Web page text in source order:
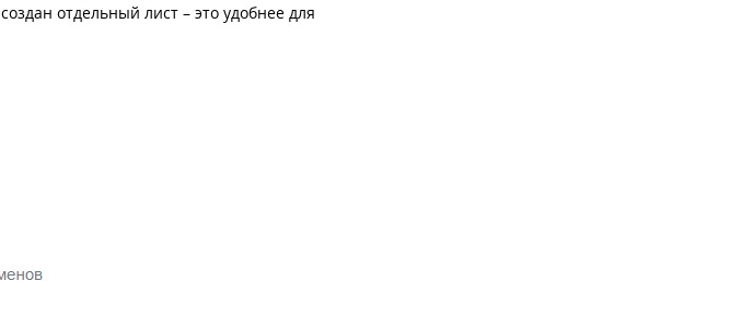
отдельный лист – это удобнее для